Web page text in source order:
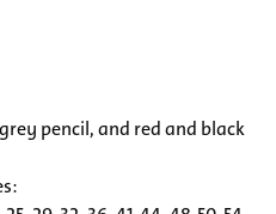
pencil, and red and black